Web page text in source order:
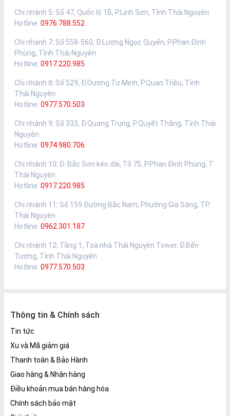
Chi nhánh 5: Số 47, Quốc lộ 1B, P.Linh Sơn, Tỉnh Thái Nguyên
Hotline: 0976.788.552
Chi nhánh 7: Số 558-560, Đ.Lương Ngọc Quyến, P.Phan Đình
Phùng, Tỉnh Thái Nguyên
Hotline: 0917.220.985
Chi nhánh 8: Số 529, Đ.Dương Tự Minh, P.Quan Triều, Tỉnh
Thái Nguyên
Hotline: 0977.570.503
Chi nhánh 9: Số 333, Đ.Quang Trung, P.Quyết Thắng, Tỉnh Thái
Nguyên
Hotline: 0974.980.706
Chi nhánh 10: Đ. Bắc Sơn kéo dài, Tổ 75, P.Phan Đình Phùng, T.
Thái Nguyên
Hotline: 0917.220.985
Chi nhánh 11 : Số 159 Đường Bắc Nam, Phường Gia Sàng, TP.
Thái Nguyên
Hotline: 0962.301.187
Chi nhánh 12: Tầng 1, Toà nhà Thái Nguyên Tower, Đ.Bến
Tượng, Tỉnh Thái Nguyên
Hotline: 0977.570.503
Thông tin & Chính sách
Tin tức
Xu và Mã giảm giá
Thanh toán & Bảo Hành
Giao hàng & Nhận hàng
Điều khoản mua bán hàng hóa
Chính sách bảo mật